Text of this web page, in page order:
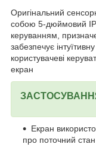
Оригінальний
собою 5-дюймовий
керуванням,
забезпечує
користувачеві
екран
Екран
про поточний